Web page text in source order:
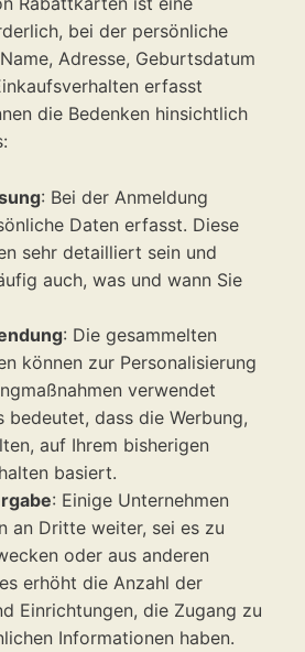
bei der persönliche
Adresse, Geburtsdatum
erfasst
die Bedenken hinsichtlich
: Bei der Anmeldung
Daten erfasst. Diese
sehr detailliert sein und
auch, was und wann Sie
: Die gesammelten
können zur Personalisierung
verwendet
bedeutet, dass die Werbung,
auf Ihrem bisherigen
basiert.
: Einige Unternehmen
an Dritte weiter, sei es zu
oder aus anderen
erhöht die Anzahl der
Einrichtungen, die Zugang zu
Informationen haben.